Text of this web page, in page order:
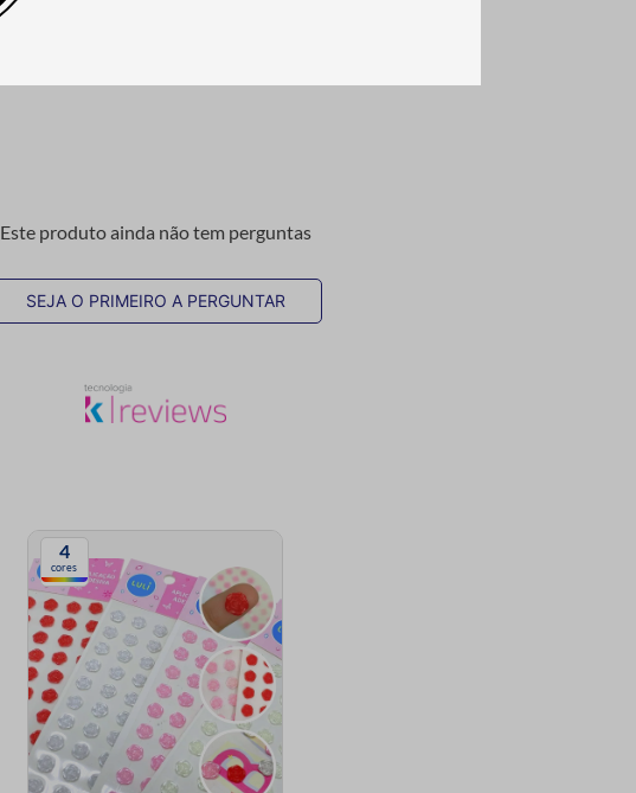
Este produto ainda não tem perguntas
SEJA O PRIMEIRO A PERGUNTAR
4
cores